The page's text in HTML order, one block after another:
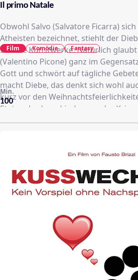
Il primo Natale
Obwohl Salvo (Salvatore Ficarra)
Atheisten bezeichnet, stiehlt der
sakrale Kunstwerke. Natürlich
(Valentino Picone) ganz im
Gott und schwört auf tägliche
macht Diebe, das denkt sich wohl
kurz vor den
Statue des Jesuskindes aus der
stehlen will. Doch er wird vom Pater
Der Dieb und der Geistliche finden
Palästina des Jahres Null wieder und
steht kurz bevor ...
100
Min.
Film Komödie Fantasy